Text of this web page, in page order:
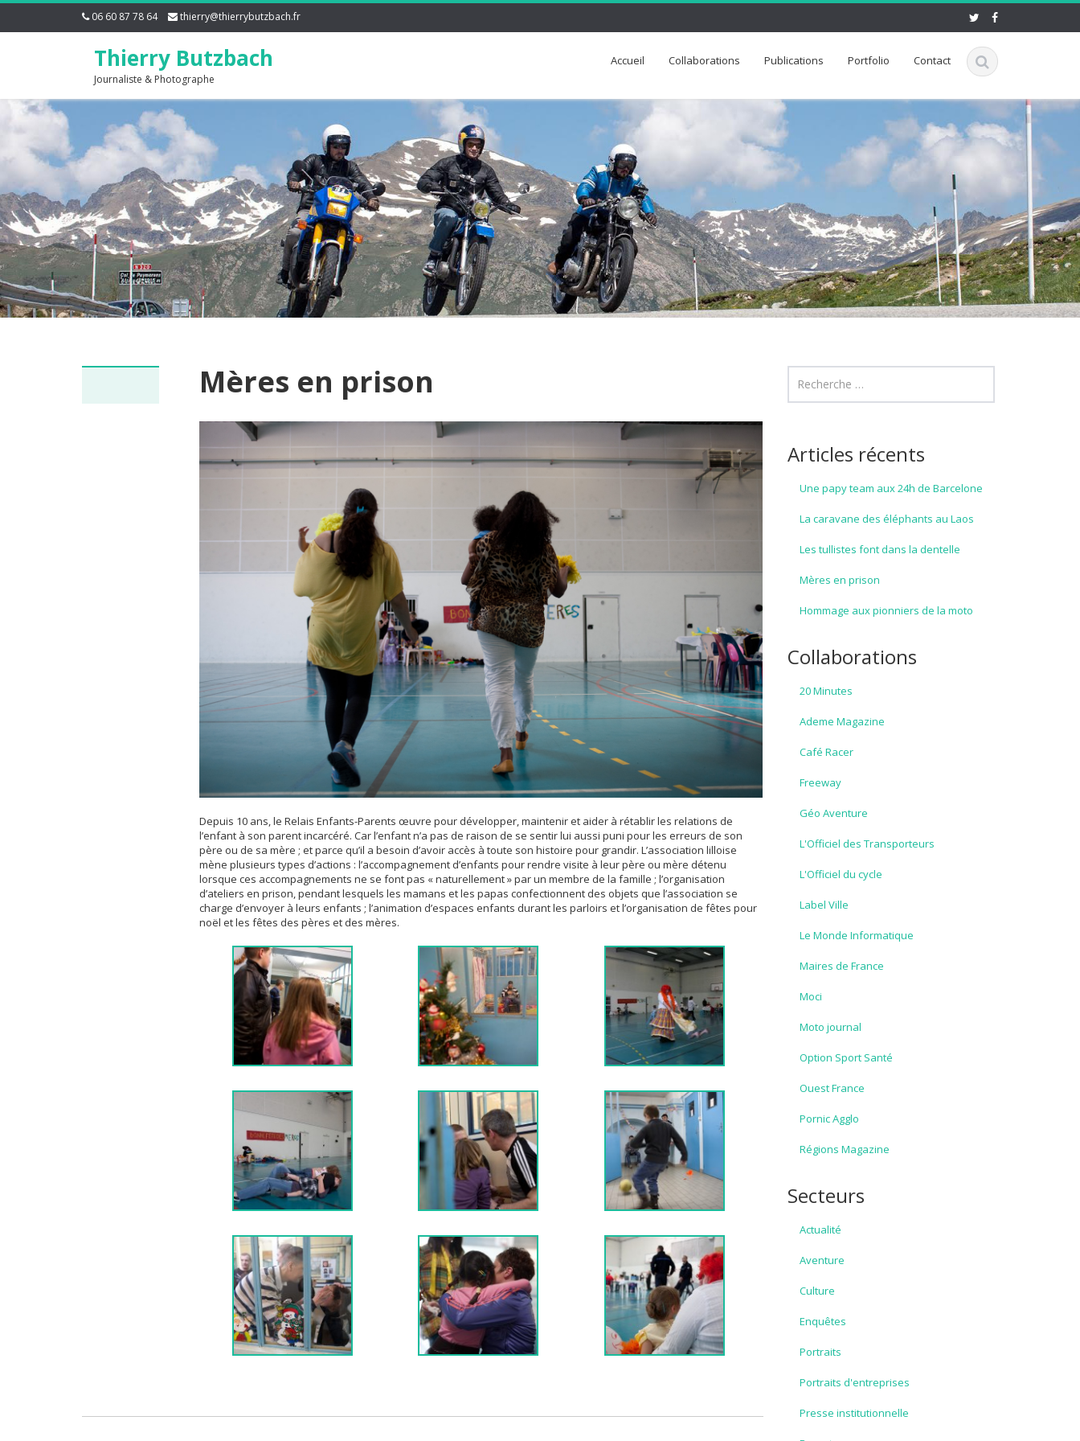
06 60 87 78 64 thierry@thierrybutzbach.fr
Thierry Butzbach
Journaliste & Photographe
Accueil Collaborations Publications Portfolio Contact
Mères en prison
Depuis 10 ans, le Relais Enfants-Parents œuvre pour développer, maintenir et aider à rétablir les relations de
l’enfant à son parent incarcéré. Car l’enfant n’a pas de raison de se sentir lui aussi puni pour les erreurs de son
père ou de sa mère ; et parce qu’il a besoin d’avoir accès à toute son histoire pour grandir. L’association lilloise
mène plusieurs types d’actions : l’accompagnement d’enfants pour rendre visite à leur père ou mère détenu
lorsque ces accompagnements ne se font pas « naturellement » par un membre de la famille ; l’organisation
d’ateliers en prison, pendant lesquels les mamans et les papas confectionnent des objets que l’association se
charge d’envoyer à leurs enfants ; l’animation d’espaces enfants durant les parloirs et l’organisation de fêtes pour
noël et les fêtes des pères et des mères.
Articles récents
Une papy team aux 24h de Barcelone
La caravane des éléphants au Laos
Les tullistes font dans la dentelle
Mères en prison
Hommage aux pionniers de la moto
Collaborations
20 Minutes
Ademe Magazine
Café Racer
Freeway
Géo Aventure
L'Officiel des Transporteurs
L'Officiel du cycle
Label Ville
Le Monde Informatique
Maires de France
Moci
Moto journal
Option Sport Santé
Ouest France
Pornic Agglo
Régions Magazine
Secteurs
Actualité
Aventure
Culture
Enquêtes
Portraits
Portraits d'entreprises
Presse institutionnelle